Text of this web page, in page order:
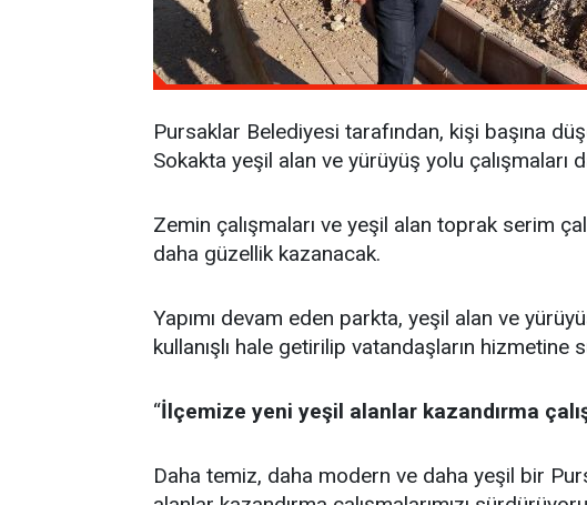
Pursaklar Belediyesi tarafından, kişi başına
Sokakta yeşil alan ve yürüyüş yolu çalışmaları
Zemin çalışmaları ve yeşil alan toprak serim
daha güzellik kazanacak.
Yapımı devam eden parkta, yeşil alan ve
kullanışlı hale getirilip vatandaşların hizmetine
‘‘İlçemize yeni yeşil alanlar kazandırma
Daha temiz, daha modern ve daha yeşil bir